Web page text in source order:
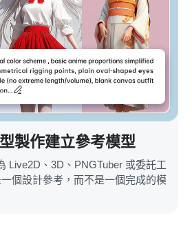
製作建立參考模型
Live2D、3D、PNGTuber 或委託工
個設計參考，而不是一個完成的模